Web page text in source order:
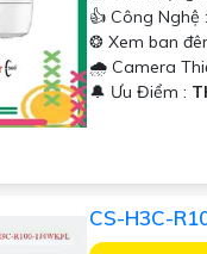
👍 Công Nghệ :
❂ Xem ban
🌧️ Camera
️🔔 Ưu Điểm :
CS-H3C-